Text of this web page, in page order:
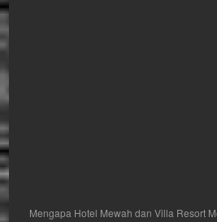
Mengapa Hotel Mewah dan Villa Resort